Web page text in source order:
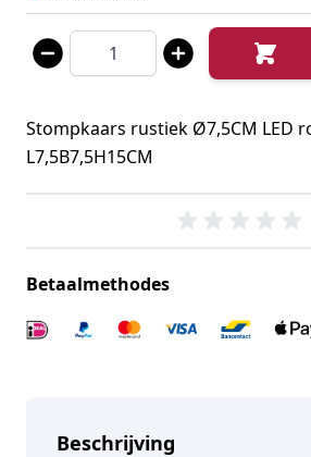
Aantal
Stompkaars rustiek Ø7,5CM LED
L7,5B7,5H15CM
Betaalmethodes
Beschrijving